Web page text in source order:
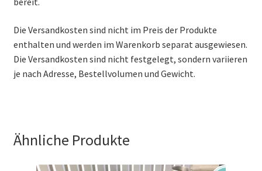
Die Versandkosten sind nicht im Preis der Produkte
enthalten und werden im Warenkorb separat ausgewiesen.
Die Versandkosten sind nicht festgelegt, sondern variieren
je nach Adresse, Bestellvolumen und Gewicht.
Ähnliche Produkte